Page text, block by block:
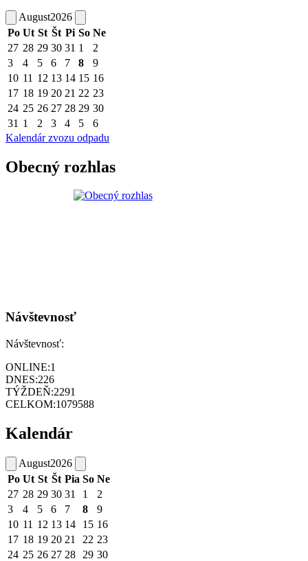
August2026
Po Ut St Št Pi So Ne
27 28 29 30 31 1
2
3
4 5 6 7 8
9
10 11 12 13 14 15 16
17 18 19 20 21 22 23
24 25 26 27 28 29 30
31 1 2 3 4 5
6
Kalendár zvozu odpadu
Obecný rozhlas
Návštevnosť
Návštevnosť:
ONLINE:1
DNES:226
TÝŽDEŇ:2291
CELKOM:1079588
Kalendár
August2026
Po Ut St Št Pia So Ne
27 28 29 30 31 1
2
3
4 5 6 7 8
9
10 11 12 13 14 15 16
17 18 19 20 21 22 23
24 25 26 27 28 29 30